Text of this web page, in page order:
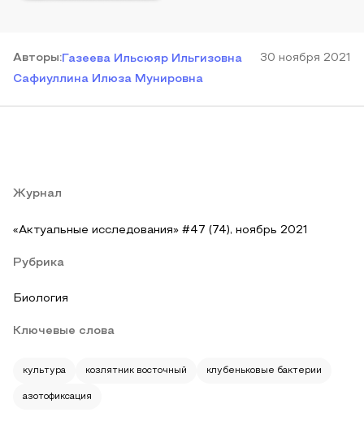
Авторы:Газеева Ильсюяр Ильгизовна
Сафиуллина Илюза Мунировна
30 ноября 2021
Журнал
«Актуальные исследования» #47 (74), ноябрь 2021
Рубрика
Биология
Ключевые слова
культура козлятник восточный клубеньковые бактерии
азотофиксация